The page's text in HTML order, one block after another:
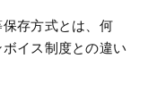
存方式とは、何
イス制度との違い